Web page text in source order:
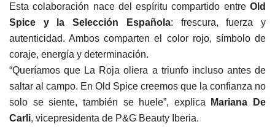
Esta colaboración nace del espíritu compartido entre Old
Spice y la Selección Española: frescura, fuerza y
autenticidad. Ambos comparten el color rojo, símbolo de
coraje, energía y determinación.
“Queríamos que La Roja oliera a triunfo incluso antes de
saltar al campo. En Old Spice creemos que la confianza no
solo se siente, también se huele”, explica
Mariana De
Carli, vicepresidenta de P&G Beauty Iberia.